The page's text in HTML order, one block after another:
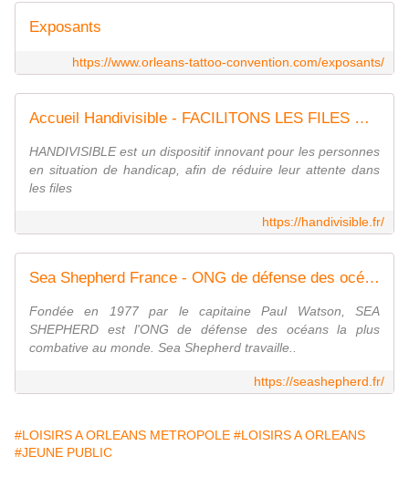
Exposants
https://www.orleans-tattoo-convention.com/exposants/
Accueil Handivisible - FACILITONS LES FILES D'ATTENTE
HANDIVISIBLE est un dispositif innovant pour les personnes
en situation de handicap, afin de réduire leur attente dans
les files
https://handivisible.fr/
Sea Shepherd France - ONG de défense des océans
Fondée en 1977 par le capitaine Paul Watson, SEA
SHEPHERD est l'ONG de défense des océans la plus
combative au monde. Sea Shepherd travaille..
https://seashepherd.fr/
#LOISIRS A ORLEANS METROPOLE #LOISIRS A ORLEANS
#JEUNE PUBLIC